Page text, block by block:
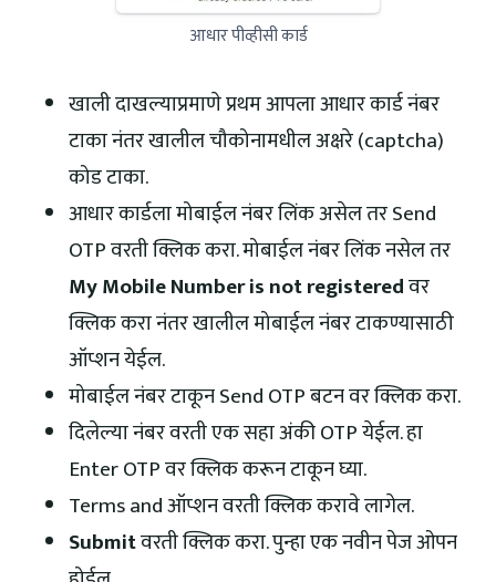
आधार पीव्हीसी कार्ड
खाली दाखल्याप्रमाणे प्रथम आपला आधार कार्ड नंबर
टाका नंतर खालील चौकोनामधील अक्षरे (captcha)
कोड टाका.
आधार कार्डला मोबाईल नंबर लिंक असेल तर Send
OTP वरती क्लिक करा. मोबाईल नंबर लिंक नसेल तर
My Mobile Number is not registeredवर
क्लिक करा नंतर खालील मोबाईल नंबर टाकण्यासाठी
ऑप्शन येईल.
मोबाईल नंबर टाकून Send OTP बटन वर क्लिक करा.
दिलेल्या नंबर वरती एक सहा अंकी OTP येईल. हा
Enter OTP वर क्लिक करून टाकून घ्या.
Terms and ऑप्शन वरती क्लिक करावे लागेल.
Submitवरती क्लिक करा. पुन्हा एक नवीन पेज ओपन